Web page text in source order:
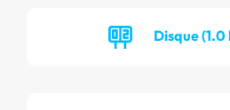
Disque (1.0